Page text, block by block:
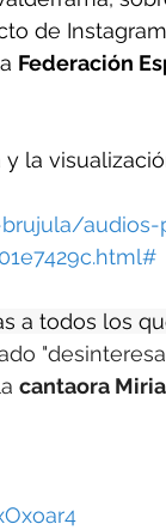
de
Federación
la
a todos los
cantaora